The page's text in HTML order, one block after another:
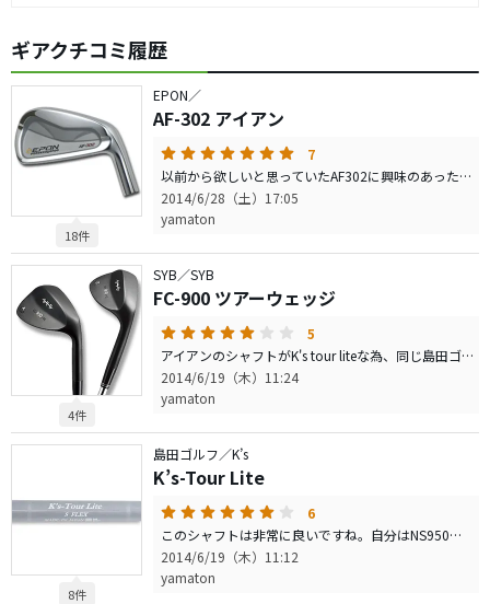
ギアクチコミ履歴
18件
EPON／
AF-302 アイアン
7
以前から欲しいと思っていたAF302に興味のあったK's tour liteが挿さったセットをネットで見つけ、中古とは言え価格に悩みましたが思い切って買い替えました。構えやすさ、打感はやはりEPON。文句のつけようがありません。ずっと打っていたくなります。買い替え前のインプレスフォージドと比べるとロフトが多少寝ている分、縦距離は練習で確認中ですが、シャフトとの相性？か非常に高弾道で気持ちよく振り抜けます。ミスした時はハッキリと分かりますので、中級者や上手くなりたいと思っている人にオススメします。
2014/6/28（土）17:05
yamaton
4件
SYB／SYB
FC-900 ツアーウェッジ
5
アイアンのシャフトがK's tour liteな為、同じ島田ゴルフのシャフトをさがしていた所、K's wedge nw110が挿さったSYBのAW.SWを見つけ即買いです。流れが良くなった事は勿論ですが、80〜90y程度のコントロールショットでの引っ掛けもなく、非常に操作性の良いウェッジだと思います。実戦ではまだ使用していないので、スピン性能は分かりませんが、期待が持てると思います。
2014/6/19（木）11:24
yamaton
8件
島田ゴルフ／K’s
K’s-Tour Lite
6
このシャフトは非常に良いですね。自分はNS950を使ってましたが、全体重量とのバランスを考え、DG S200にしましたが、全くタイミングが合わず、重量的に1050にしました。これと言って悪い感じもしませんでしたが、アイアン買え変えを機に評価でも良いK's tour liteにしました。重量的にも自分にはピッタリで、操作性も良く、インパクト後にシャフトが走る感じがします。但し、皆さん言われる通り、バランスが出ない事と弾道がかなり高弾道な為、鉛で調整し練習に励んでいます。 今までのシャフトの中では断トツ一番です。
2014/6/19（木）11:12
yamaton